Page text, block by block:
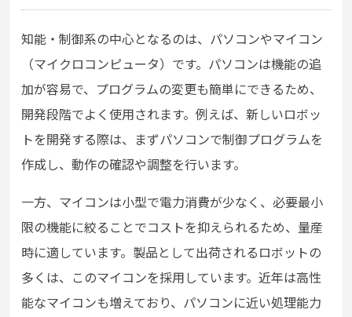
知能・制御系の中心となるのは、パソコンやマイコン
（マイクロコンピュータ）です。パソコンは機能の追
加が容易で、プログラムの変更も簡単にできるため、
開発段階でよく使用されます。例えば、新しいロボッ
トを開発する際は、まずパソコンで制御プログラムを
作成し、動作の確認や調整を行います。
一方、マイコンは小型で電力消費が少なく、必要最小
限の機能に絞ることでコストを抑えられるため、量産
時に適しています。製品として出荷されるロボットの
多くは、このマイコンを採用しています。近年は高性
能なマイコンも増えており、パソコンに近い処理能力